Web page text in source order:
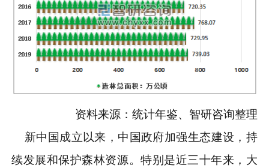
资料来源：统计年鉴、智研咨询整理
新中国成立以来，中国政府加强生态建设，持
续发展和保护森林资源。特别是近三十年来，大